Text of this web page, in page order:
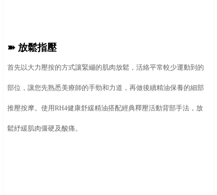
➽ 放鬆指壓
首先以大力壓按的方式讓緊繃的肌肉放鬆，活絡平常較少運動到的
部位，讓您先熟悉美療師的手勁和力道，再做後續精油保養的細部
推壓按摩。使用RH4健康舒緩精油搭配經典釋壓活動背部手法，放
鬆紓緩肌肉僵硬及酸痛。